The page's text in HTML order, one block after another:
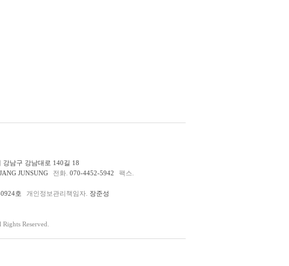
강남구 강남대로 140길 18
JANG JUNSUNG 전화. 070-4452-5942
팩스.
호 개인정보관리책임자. 장준성
Reserved.